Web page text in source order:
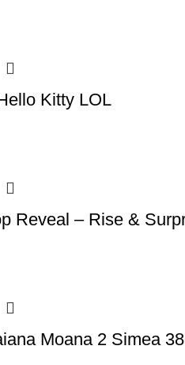
Kitty LOL
Reveal – Rise &
Moana 2 Simea